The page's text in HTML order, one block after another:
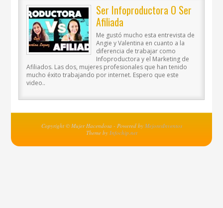
Ser Infoproductora O Ser
Afiliada
Me gustó mucho esta entrevista de
Angie y Valentina en cuanto a la
diferencia de trabajar como
Infoproductora y el Marketing de
Afiliados. Las dos, mujeres profesionales que han tenido
mucho éxito trabajando por internet. Espero que este
video..
Copyright © Mujer Hacendosa - Powered by MejoresInventos
Theme by Infochip.net